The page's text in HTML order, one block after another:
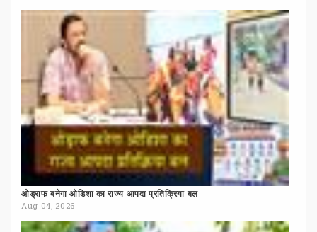
ओड्राफ बनेगा ओडिशा का राज्य आपदा प्रतिक्रिया बल
Aug 04, 2026